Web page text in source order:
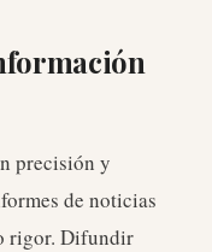
precisión y
de noticias
rigor. Difundir